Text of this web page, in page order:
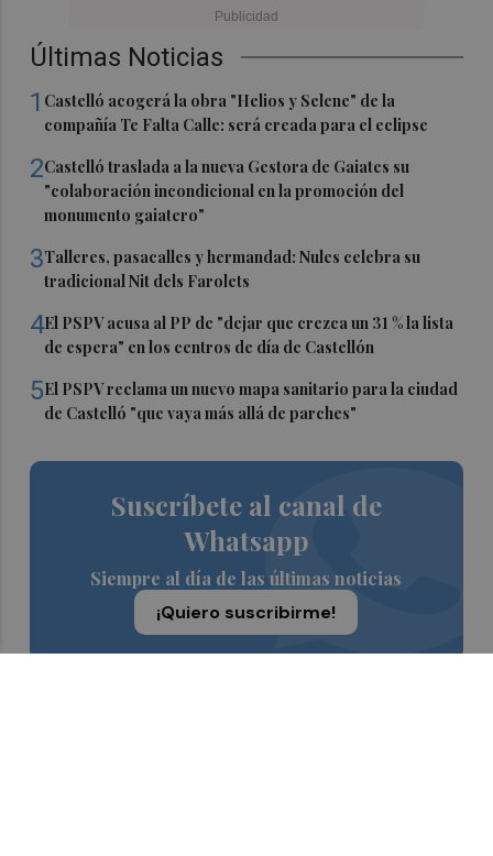
Últimas Noticias
1 Castelló acogerá la obra "Helios y Selene" de la
compañía Te Falta Calle: será creada para el eclipse
2Castelló traslada a la nueva Gestora de Gaiates su
"colaboración incondicional en la promoción del
monumento gaiatero"
3Talleres, pasacalles y hermandad: Nules celebra su
tradicional Nit dels Farolets
4El PSPV acusa al PP de "dejar que crezca un 31 % la lista
de espera" en los centros de día de Castellón
5El PSPV reclama un nuevo mapa sanitario para la ciudad
de Castelló "que vaya más allá de parches"
Suscríbete al canal de
Whatsapp
Siempre al día de las últimas noticias
¡Quiero suscribirme!